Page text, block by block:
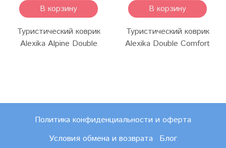
В корзину
Туристический коврик
Alexika Alpine Double
В корзину
Туристический коврик
Alexika Double Comfort
Политика конфиденциальности и оферта
Условия обмена и возврата
Блог